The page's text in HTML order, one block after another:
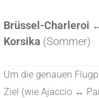
Brüssel-Charleroi
Korsika (Sommer)
Um die genauen
Ziel (wie Ajaccio ↔